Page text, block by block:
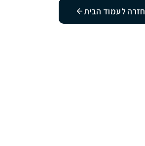
חזרה לעמוד הבית